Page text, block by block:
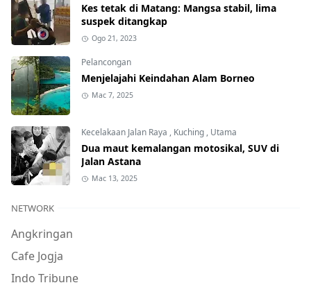
Kes tetak di Matang: Mangsa stabil, lima
suspek ditangkap
Ogo 21, 2023
Pelancongan
Menjelajahi Keindahan Alam Borneo
Mac 7, 2025
Kecelakaan Jalan Raya , Kuching, Utama
Dua maut kemalangan motosikal, SUV di
Jalan Astana
Mac 13, 2025
NETWORK
Angkringan
Cafe Jogja
Indo Tribune